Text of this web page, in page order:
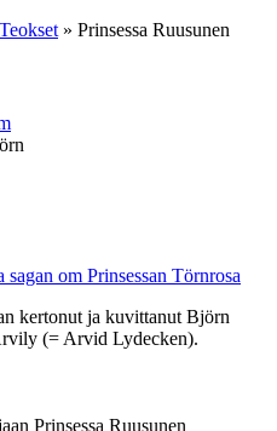
Teokset » Prinsessa Ruusunen
sagan om Prinsessan Törnrosa
kertonut ja kuvittanut Björn
(= Arvid Lydecken).
Prinsessa Ruusunen